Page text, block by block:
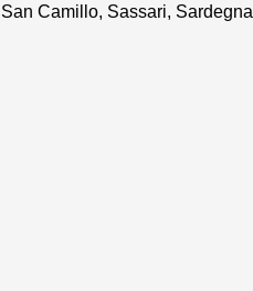
Camillo, Sassari, Sardegna